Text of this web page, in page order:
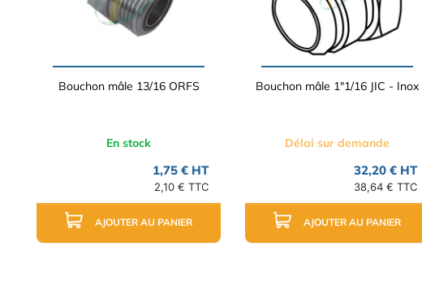
Bouchon mâle 13/16 ORFS
En stock
1,75 € HT
2,10 € TTC
AJOUTER AU PANIER
Bouchon mâle 1"1/16 JIC - Inox
Délai sur demande
32,20 € HT
38,64 € TTC
AJOUTER AU PANIER